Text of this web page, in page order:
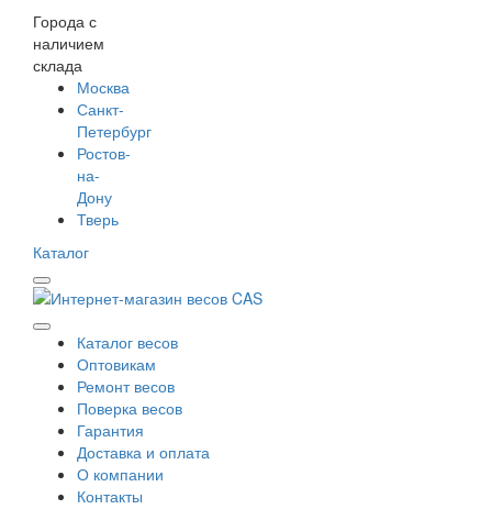
Города с
наличием
склада
Москва
Санкт-
Петербург
Ростов-
на-
Дону
Тверь
Каталог
Каталог весов
Оптовикам
Ремонт весов
Поверка весов
Гарантия
Доставка и оплата
О компании
Контакты